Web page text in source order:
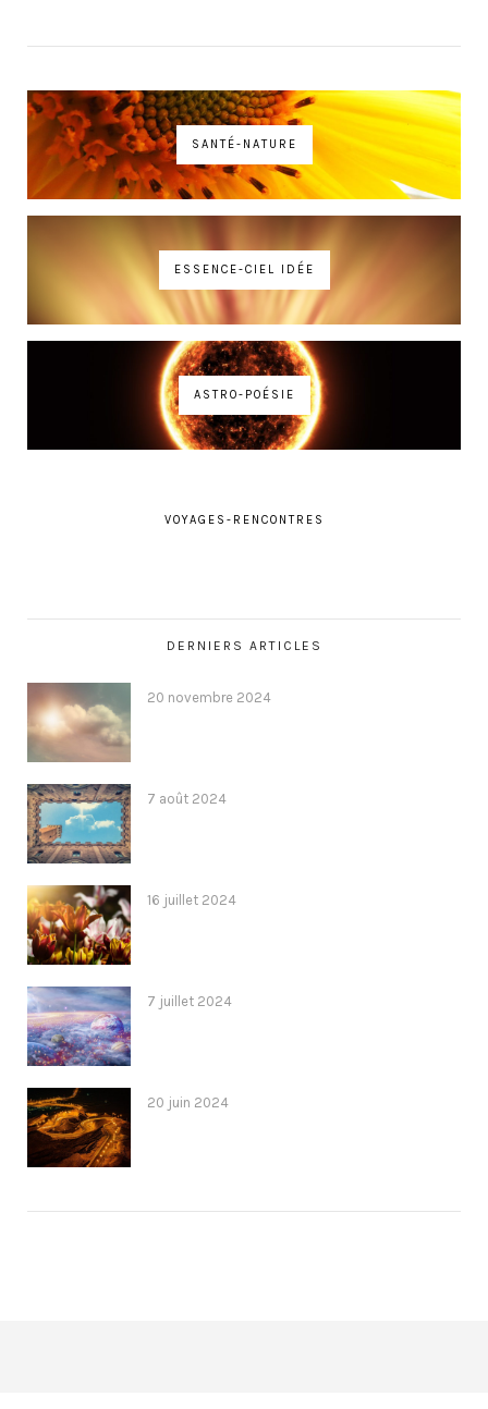
SANTÉ-NATURE
ESSENCE-CIEL IDÉE
ASTRO-POÉSIE
VOYAGES-RENCONTRES
DERNIERS ARTICLES
20 novembre 2024
7 août 2024
16 juillet 2024
7 juillet 2024
20 juin 2024